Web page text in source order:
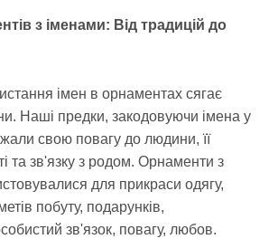
з іменами: Від традицій до
імен в орнаментах сягає
Наші предки, закодовуючи імена у
свою повагу до людини, її
та зв'язку з родом. Орнаменти з
для прикраси одягу,
побуту, подарунків,
зв'язок, повагу, любов.